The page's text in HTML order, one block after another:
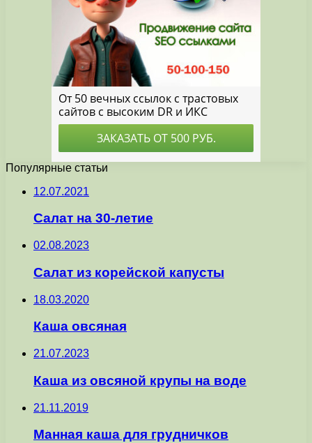
Популярные статьи
12.07.2021
Салат на 30-летие
02.08.2023
Салат из корейской капусты
18.03.2020
Каша овсяная
21.07.2023
Каша из овсяной крупы на воде
21.11.2019
Манная каша для грудничков